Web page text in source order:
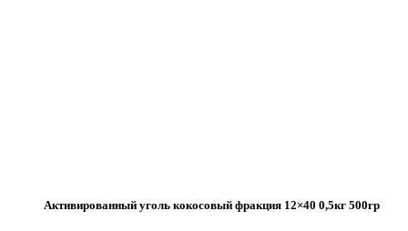
Активированный уголь кокосовый фракция 12×40 0,5кг 500гр